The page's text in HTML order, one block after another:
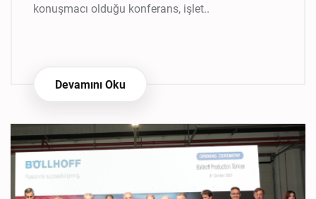
konuşmacı olduğu konferans, işlet..
Devamını Oku